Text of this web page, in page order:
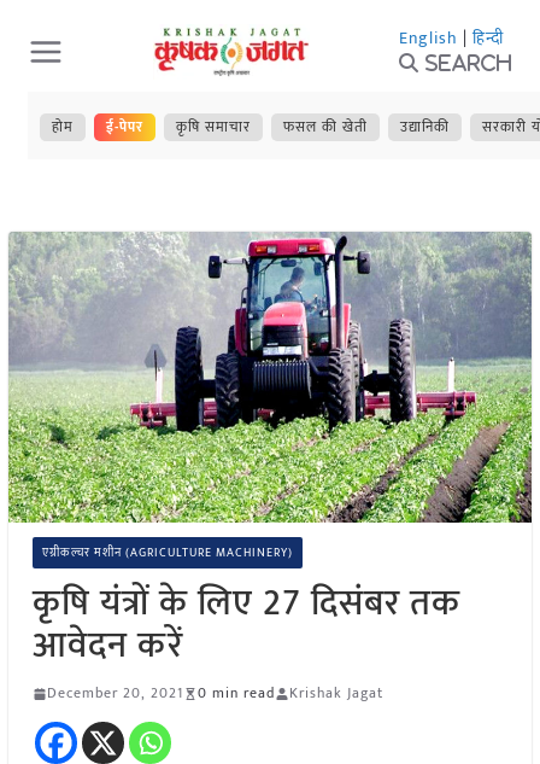
Skip
to
content
English | हिन्दी
Search
होम ई-पेपर कृषि समाचार फसल की खेती उद्यानिकी सरकारी
एग्रीकल्चर मशीन (AGRICULTURE MACHINERY)
कृषि यंत्रों के लिए 27 दिसंबर तक
आवेदन करें
December 20, 2021 0 min read Krishak Jagat